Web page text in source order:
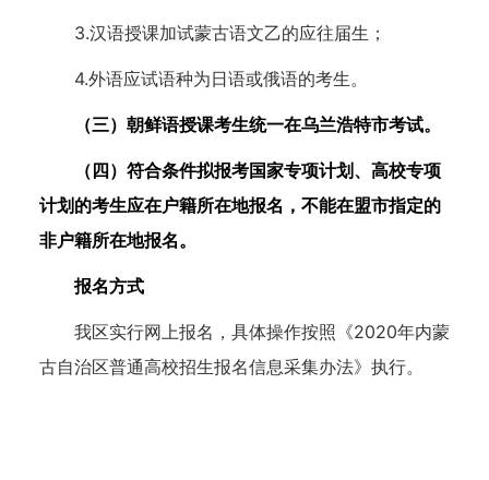
3.汉语授课加试蒙古语文乙的应往届生；
4.外语应试语种为日语或俄语的考生。
（三）朝鲜语授课考生统一在乌兰浩特市考试。
（四）符合条件拟报考国家专项计划、高校专项
计划的考生应在户籍所在地报名，不能在盟市指定的
非户籍所在地报名。
报名方式
我区实行网上报名，具体操作按照《2020年内蒙
古自治区普通高校招生报名信息采集办法》执行。